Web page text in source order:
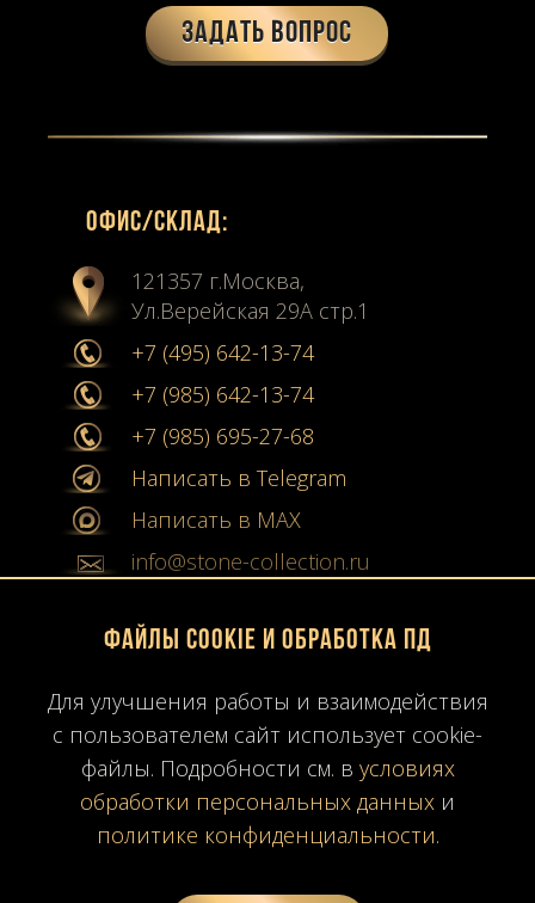
Задать вопрос
Офиc/склад:
121357 г.Москва,
Ул.Верейская 29А стр.1
+7 (495) 642-13-74
+7 (985) 642-13-74
+7 (985) 695-27-68
Написать в Telegram
Написать в MAX
info@stone-collection.ru
Мы в социальных сетях:
Youtube
Карта сайта
Политика конфиденциальности
Время работы: ПН-ПТ10:00-19:00
Файлы Cookie и обработка ПД
Для улучшения работы и взаимодействия
с пользователем сайт использует cookie-
файлы. Подробности см. в условиях
обработки персональных данных и
политике конфиденциальности.